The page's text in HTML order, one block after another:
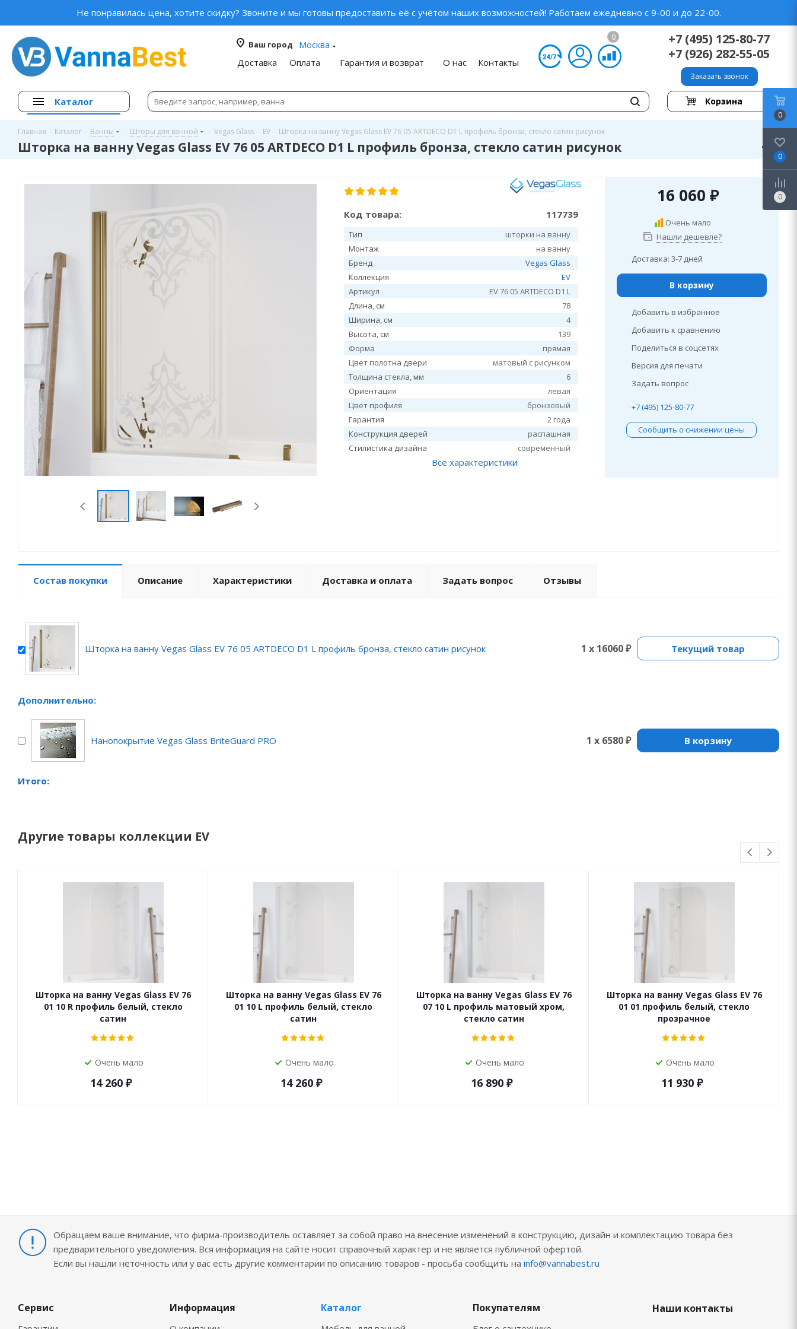
Не понравилась цена, хотите скидку? Звоните и мы готовы предоставить её с учётом наших возможностей! Работаем ежедневно с 9-00 и до 22-00.
Ваш город
Москва
Доставка
Оплата Гарантия и возврат О нас Контакты
0
+7 (495) 125-80-77
+7 (926) 282-55-05
Заказать звонок
Каталог Корзина
Главная - Каталог - Ванны - Шторы для ванной - Vegas Glass - EV - Шторка на ванну Vegas Glass EV 76 05 ARTDECO D1 L профиль бронза, стекло сатин рисунок
Шторка на ванну Vegas Glass EV 76 05 ARTDECO D1 L профиль бронза, стекло сатин рисунок
Код товара: 117739
Тип
шторки на ванну
Монтаж
на ванну
Бренд
Vegas Glass
Коллекция
EV
Артикул
EV 76 05 ARTDECO D1 L
Длина, см
78
Ширина, см
4
Высота, см
139
Форма
прямая
Цвет полотна двери
матовый с рисунком
Толщина стекла, мм
6
Ориентация
левая
Цвет профиля
бронзовый
Гарантия
2 года
Конструкция дверей
распашная
Стилистика дизайна
современный
Все характеристики
16 060 ₽
Очень мало
Нашли дешевле?
Доставка: 3-7 дней
В корзину
Добавить в избранное
Добавить к сравнению
Поделиться в соцсетях
Версия для печати
Задать вопрос
+7 (495) 125-80-77
Сообщить о снижении цены
Состав покупки Описание Характеристики Доставка и оплата Задать вопрос Отзывы
Шторка на ванну Vegas Glass EV 76 05 ARTDECO D1 L профиль бронза, стекло сатин рисунок 1 x 16060 ₽ Текущий товар
Дополнительно:
Нанопокрытие Vegas Glass BriteGuard PRO 1 x 6580 ₽ В корзину
Итого:
Другие товары коллекции EV
Шторка на ванну Vegas Glass EV 76
01 10 R профиль белый, стекло
сатин
Очень мало
14 260 ₽
Шторка на ванну Vegas Glass EV 76
01 10 L профиль белый, стекло
сатин
Очень мало
14 260 ₽
Шторка на ванну Vegas Glass EV 76
07 10 L профиль матовый хром,
стекло сатин
Очень мало
16 890 ₽
Шторка на ванну Vegas Glass EV 76
01 01 профиль белый, стекло
прозрачное
Очень мало
11 930 ₽
Обращаем ваше внимание, что фирма-производитель оставляет за собой право на внесение изменений в конструкцию, дизайн и комплектацию товара без
предварительного уведомления. Вся информация на сайте носит справочный характер и не является публичной офертой.
Если вы нашли неточность или у вас есть другие комментарии по описанию товаров - просьба сообщить на info@vannabest.ru
Сервис Информация Каталог Покупателям
Наши контакты
0
0
0